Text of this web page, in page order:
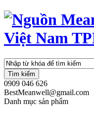
Tìm kiếm
0909 046 626
BestMeanwell@gmail.com
Danh mục sản phẩm